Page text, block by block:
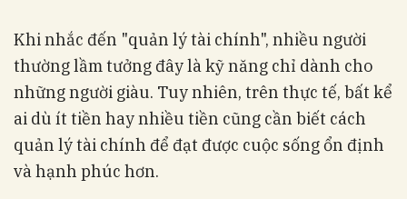
Khi nhắc đến "quản lý tài chính", nhiều người
thường lầm tưởng đây là kỹ năng chỉ dành cho
những người giàu. Tuy nhiên, trên thực tế, bất kể
ai dù ít tiền hay nhiều tiền cũng cần biết cách
quản lý tài chính để đạt được cuộc sống ổn định
và hạnh phúc hơn.